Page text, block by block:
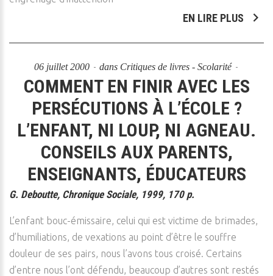
EN LIRE PLUS
06 juillet 2000 dans Critiques de livres - Scolarité
COMMENT EN FINIR AVEC LES
PERSÉCUTIONS À L’ÉCOLE ?
L’ENFANT, NI LOUP, NI AGNEAU.
CONSEILS AUX PARENTS,
ENSEIGNANTS, ÉDUCATEURS
G. Deboutte, Chronique Sociale, 1999, 170 p.
L’enfant bouc-émissaire, celui qui est victime de brimades,
d’humiliations, de vexations au point d’être le souffre
douleur de ses pairs, nous l’avons tous croisé. Certains
d’entre nous l’ont défendu, beaucoup d’autres sont restés